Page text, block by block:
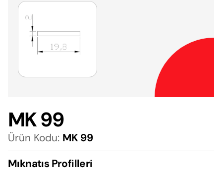
MK 99
Ürün Kodu: MK 99
Mıknatıs Profilleri